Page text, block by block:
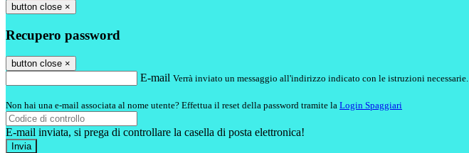
button close ×
Recupero password
button close ×
E-mail Verrà inviato un messaggio all'indirizzo indicato con le istruzioni necessarie.
Non hai una e-mail associata al nome utente? Effettua il reset della password tramite la Login Spaggiari
E-mail inviata, si prega di controllare la casella di posta elettronica!